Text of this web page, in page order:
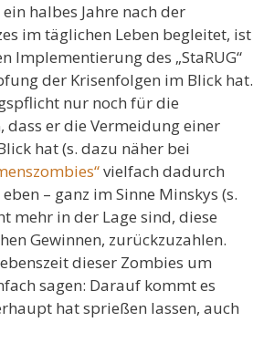
halbes Jahre nach der
im täglichen Leben begleitet, ist
Implementierung des „StaRUG“
der Krisenfolgen im Blick hat.
nur noch für die
er die Vermeidung einer
hat (s. dazu näher bei
vielfach dadurch
– ganz im Sinne Minskys (s.
mehr in der Lage sind, diese
Gewinnen, zurückzuzahlen.
dieser Zombies um
sagen: Darauf kommt es
hat sprießen lassen, auch